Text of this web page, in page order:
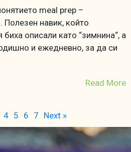
meal prep –
Полезен навик, който
описали като “зимнина“, а
и ежедневно, за да си
Read More
4 5 6 7 Next »